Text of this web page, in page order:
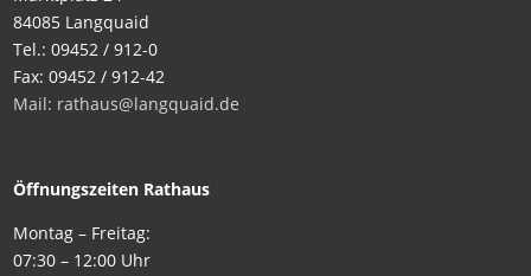
84085 Langquaid
Tel.: 09452 / 912-0
Fax: 09452 / 912-42
Mail: rathaus@langquaid.de
Öffnungszeiten Rathaus
Montag – Freitag:
07:30 – 12:00 Uhr